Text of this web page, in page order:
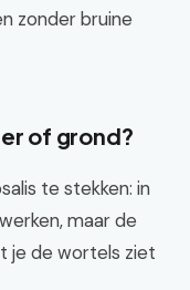
zonder bruine
of grond?
te stekken: in
maar de
je de wortels ziet